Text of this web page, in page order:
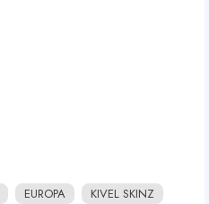
EUROPA
KIVEL SKINZ